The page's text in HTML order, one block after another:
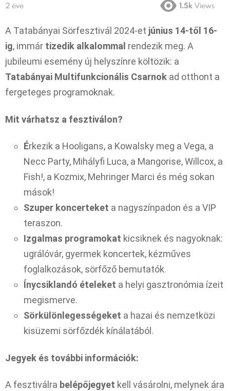
2 éve 1.5k Views
A Tatabányai Sörfesztivál 2024-et június 14-től 16-
ig, immár tizedik alkalommal rendezik meg. A
jubileumi esemény új helyszínre költözik: a
Tatabányai Multifunkcionális Csarnok ad otthont a
fergeteges programoknak.
Mit várhatsz a fesztiválon?
Érkezik a Hooligans, a Kowalsky meg a Vega, a
Necc Party, Mihályfi Luca, a Mangorise, Willcox, a
Fish!, a Kozmix, Mehringer Marci és még sokan
mások!
Szuper koncerteket a nagyszínpadon és a VIP
teraszon.
Izgalmas programokat kicsiknek és nagyoknak:
ugrálóvár, gyermek koncertek, kézműves
foglalkozások, sörfőző bemutatók.
Ínycsiklandó ételeket a helyi gasztronómia ízeit
megismerve.
Sörkülönlegességeket a hazai és nemzetközi
kisüzemi sörfőzdék kínálatából.
Jegyek és további információk:
A fesztiválra belépőjegyet kell vásárolni, melynek ára